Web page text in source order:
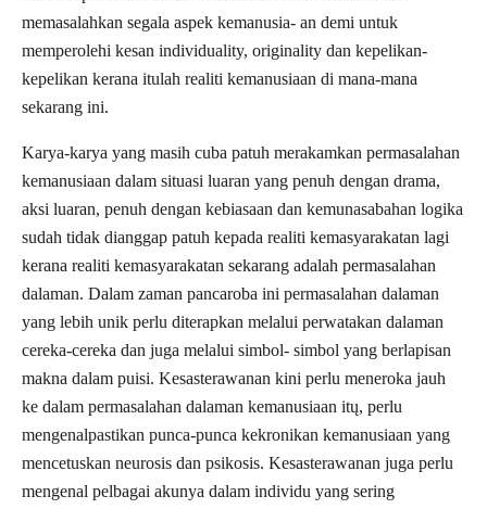
memasalahkan segala aspek kemanusia- an demi untuk
memperolehi kesan individuality, originality dan kepelikan-
kepelikan kerana itulah realiti kemanusiaan di mana-mana
sekarang ini.
Karya-karya yang masih cuba patuh merakamkan permasalahan
kemanusiaan dalam situasi luaran yang penuh dengan drama,
aksi luaran, penuh dengan kebiasaan dan kemunasabahan logika
sudah tidak dianggap patuh kepada realiti kemasyarakatan lagi
kerana realiti kemasyarakatan sekarang adalah permasalahan
dalaman. Dalam zaman pancaroba ini permasalahan dalaman
yang lebih unik perlu diterapkan melalui perwatakan dalaman
cereka-cereka dan juga melalui simbol- simbol yang berlapisan
makna dalam puisi. Kesasterawanan kini perlu meneroka jauh
ke dalam permasalahan dalaman kemanusiaan itų, perlu
mengenalpastikan punca-punca kekronikan kemanusiaan yang
mencetuskan neurosis dan psikosis. Kesasterawanan juga perlu
mengenal pelbagai akunya dalam individu yang sering